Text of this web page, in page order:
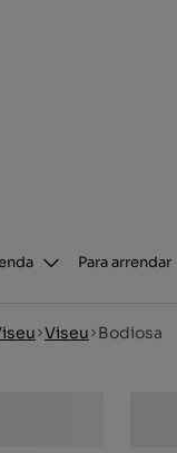
Para arrendar
Viseu Bodiosa